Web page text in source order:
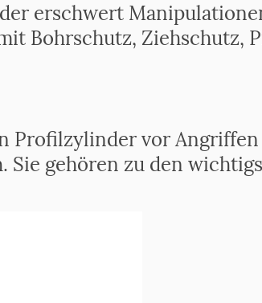
erschwert
Bohrschutz, Ziehschutz,
Profilzylinder vor
gehören zu den